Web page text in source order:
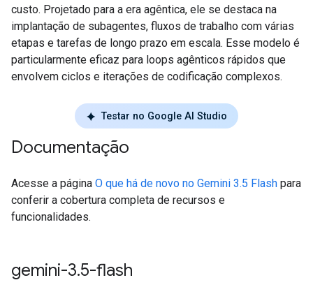
custo. Projetado para a era agêntica, ele se destaca na
implantação de subagentes, fluxos de trabalho com várias
etapas e tarefas de longo prazo em escala. Esse modelo é
particularmente eficaz para loops agênticos rápidos que
envolvem ciclos e iterações de codificação complexos.
Testar no Google AI Studio
Documentação
Acesse a página O que há de novo no Gemini 3.5 Flash para
conferir a cobertura completa de recursos e
funcionalidades.
gemini-3.5-flash